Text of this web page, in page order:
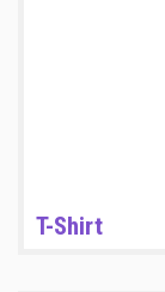
T-Shirt